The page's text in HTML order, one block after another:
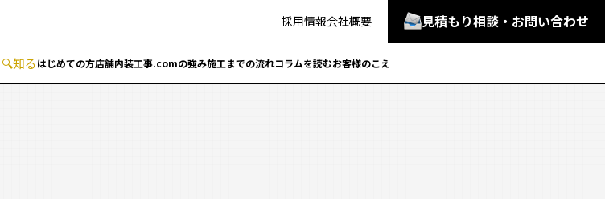
採用情報会社概要 見積もり相談・お問い合わせ
🔍知るはじめての方店舗内装工事.comの強み施工までの流れコラムを読むお客様のこえ